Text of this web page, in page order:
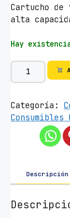
Cartucho
alta
Hay
C
a
t
u
T
i
n
Categoría:
Descripción